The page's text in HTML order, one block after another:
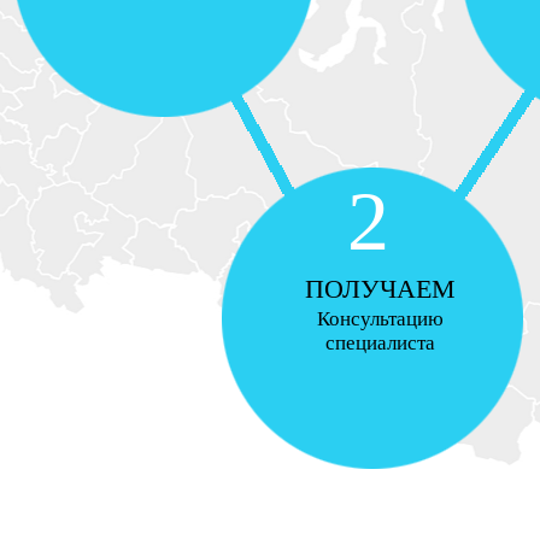
2
ПОЛУЧАЕМ
Консультацию
специалиста